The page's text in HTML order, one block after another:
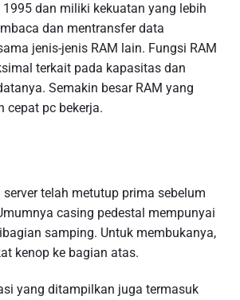
dan miliki kekuatan yang lebih
dan mentransfer data
jenis-jenis RAM lain. Fungsi RAM
terkait pada kapasitas dan
Semakin besar RAM yang
cepat pc bekerja.
telah metutup prima sebelum
casing pedestal mempunyai
samping. Untuk membukanya,
kenop ke bagian atas.
yang ditampilkan juga termasuk